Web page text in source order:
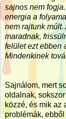
sajnos nem
energia a
nem rajtunk
maradnak,
felület ezt ebben
Mindenkinek
Sajnálom, mert
oldalnak,
közzé, és mik az
problémák,